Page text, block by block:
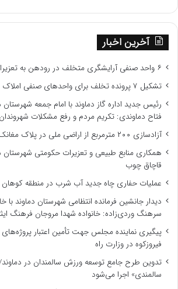
آخرین اخبار
۶ واحد صنفی آرایشگری متخلف در رودهن به تعزیرات معرفی شدند
تشکیل ۷ پرونده تخلف برای واحدهای صنفی املاک در رودهن و مهرآباد
رئیس جدید اداره گاز دماوند با امام جمعه
فتاح دماوندی: تکریم مردم و رفع مشکلات
آزادسازی ۲۰۰ مترمربع از اراضی ملی در پلاک مغانک شهرستان دماوند
همکاری منابع طبیعی و تعزیرات حکومتی شهرستان
قاچاق چوب
عملیات حفاری چاه جدید آب شرب در منطقه کوهان
دیدار جانشین فرمانده انتظامی شهرستان دماوند
سرهنگ وردی‌زاده: خانواده شهدا مروجان فرهنگ
پیگیری نماینده مجلس جهت تأمین اعتبار پروژه‌های
فیروزکوه در وزارت راه
تدوین طرح جامع توسعه ورزش سالمندان در
سالمندی» اجرا می‌شود